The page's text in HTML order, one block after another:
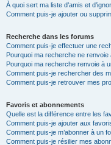
À quoi sert ma liste d’amis et
Comment puis-je ajouter ou
Recherche dans les forums
Comment puis-je effectuer une
Pourquoi ma recherche ne renvoie
Pourquoi ma recherche renvoie à
Comment puis-je rechercher des
Comment puis-je retrouver mes
Favoris et abonnements
Quelle est la différence entre les
Comment puis-je ajouter aux
Comment puis-je m’abonner à un
Comment puis-je résilier mes